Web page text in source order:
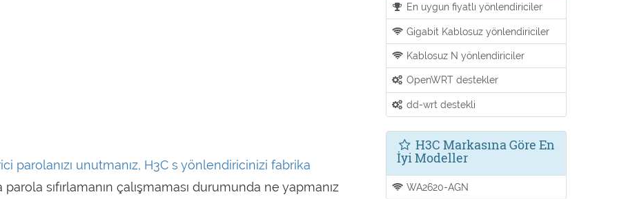
parolanızı unutmanız, H3C s yönlendiricinizi fabrika
parola sıfırlamanın çalışmaması durumunda ne yapmanız
En uygun fiyatlı yönlendiriciler
Gigabit Kablosuz yönlendiriciler
Kablosuz N yönlendiriciler
OpenWRT destekler
dd-wrt destekli
H3C Markasına Göre En
İyi Modeller
WA2620-AGN